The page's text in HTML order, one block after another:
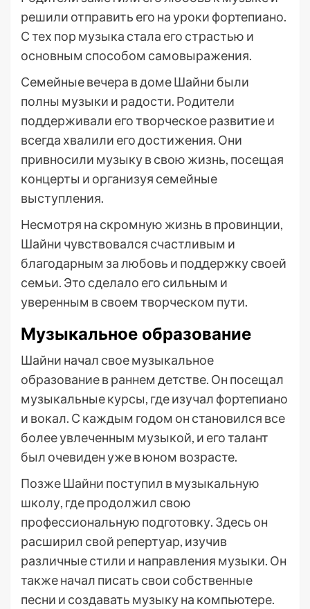
решили отправить его на уроки фортепиано.
С тех пор музыка стала его страстью и
основным способом самовыражения.
Семейные вечера в доме Шайни были
полны музыки и радости. Родители
поддерживали его творческое развитие и
всегда хвалили его достижения. Они
привносили музыку в свою жизнь, посещая
концерты и организуя семейные
выступления.
Несмотря на скромную жизнь в провинции,
Шайни чувствовался счастливым и
благодарным за любовь и поддержку своей
семьи. Это сделало его сильным и
уверенным в своем творческом пути.
Музыкальное образование
Шайни начал свое музыкальное
образование в раннем детстве. Он посещал
музыкальные курсы, где изучал фортепиано
и вокал. С каждым годом он становился все
более увлеченным музыкой, и его талант
был очевиден уже в юном возрасте.
Позже Шайни поступил в музыкальную
школу, где продолжил свою
профессиональную подготовку. Здесь он
расширил свой репертуар, изучив
различные стили и направления музыки. Он
также начал писать свои собственные
песни и создавать музыку на компьютере.